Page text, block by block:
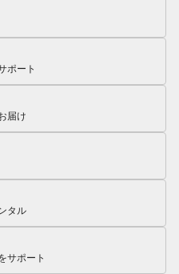
ポート
届け
タル
サポート